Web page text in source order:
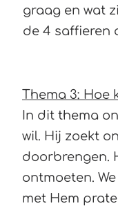
graag en wat
de 4 saffieren
Thema 3: Hoe
In dit thema
wil. Hij zoekt
doorbrengen.
ontmoeten.
met Hem